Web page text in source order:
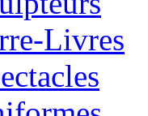
Livres